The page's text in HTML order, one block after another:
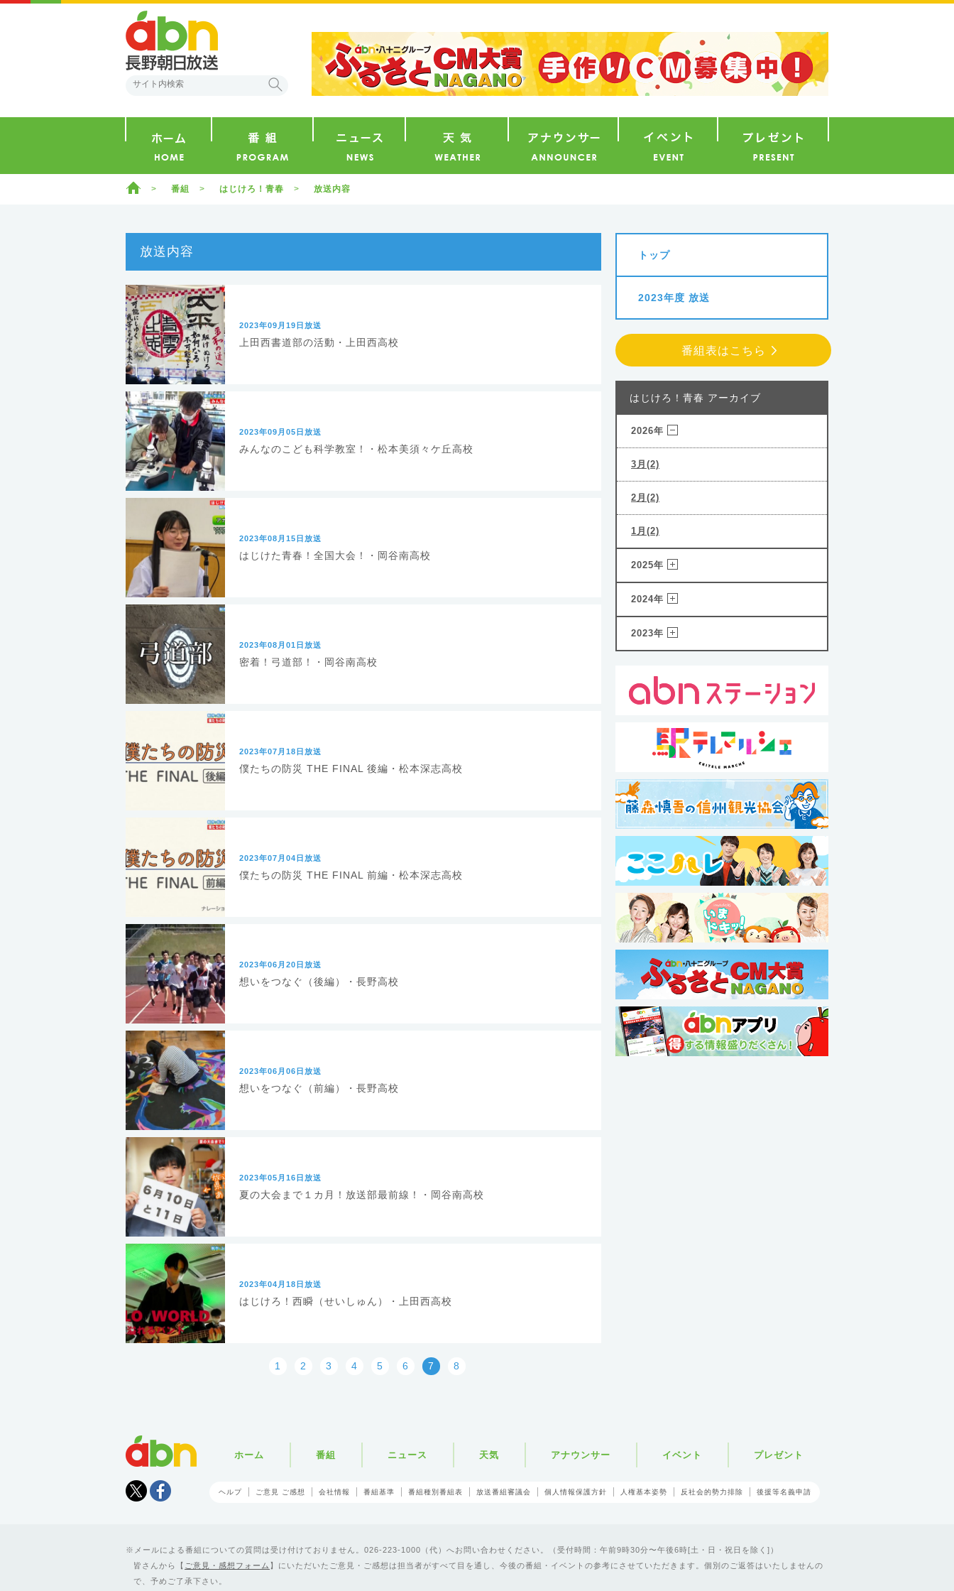
ホーム 番組 はじけろ！青春 放送内容
放送内容
2023年09月19日放送
上田西書道部の活動・上田西高校
2023年09月05日放送
みんなのこども科学教室！・松本美須々ケ丘高校
2023年08月15日放送
はじけた青春！全国大会！・岡谷南高校
2023年08月01日放送
密着！弓道部！・岡谷南高校
2023年07月18日放送
僕たちの防災 THE FINAL 後編・松本深志高校
2023年07月04日放送
僕たちの防災 THE FINAL 前編・松本深志高校
2023年06月20日放送
想いをつなぐ（後編）・長野高校
2023年06月06日放送
想いをつなぐ（前編）・長野高校
2023年05月16日放送
夏の大会まで１カ月！放送部最前線！・岡谷南高校
2023年04月18日放送
はじけろ！西瞬（せいしゅん）・上田西高校
1 2 3 4 5 6 7 8
トップ
2023年度 放送
番組表はこちら
はじけろ！青春 アーカイブ
2026年
3月(2)
2月(2)
1月(2)
2025年
2024年
2023年
Tweet
ホーム 番組 ニュース 天気 アナウンサー イベント プレゼント
ヘルプ ご意見 ご感想 会社情報 番組基準 番組種別番組表 放送番組審議会 個人情報保護方針 人権基本姿勢 反社会的勢力排除 後援等名義申請
メールによる番組についての質問は受け付けておりません。026-223-1000（代）へお問い合わせください。（受付時間：午前9時30分〜午後6時[土・日・祝日を除く]）
皆さんから【 ご意見・感想フォーム 】にいただいたご意見・ご感想は担当者がすべて目を通し、今後の番組・イベントの参考にさせていただきます。個別のご返答はいたしませんの
で、予めご了承下さい。